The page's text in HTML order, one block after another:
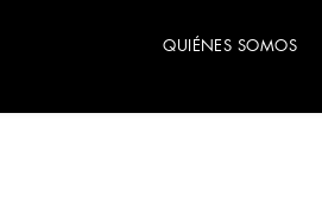
QUIÉNES SOMOS